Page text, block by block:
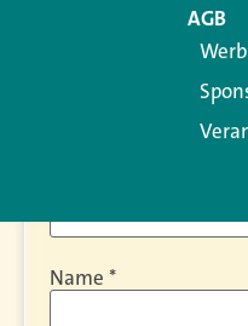
Name *
AGB